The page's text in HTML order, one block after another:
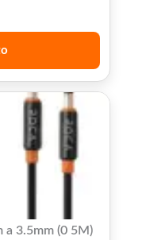
a 3.5mm (0 5M)